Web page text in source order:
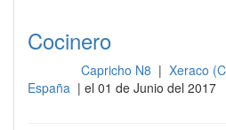
Cocinero
Capricho N8 | Xeraco
España | el 01 de Junio del 2017